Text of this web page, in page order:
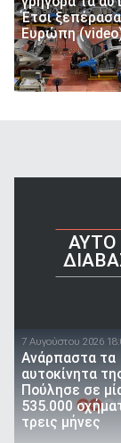
Έτσι
Ευρώπη
AYTO
7 Αυγούστου 2026
Ανάρπαστα τα
αυτοκίνητα
Πούλησε σε
535.000
τρεις μήνες